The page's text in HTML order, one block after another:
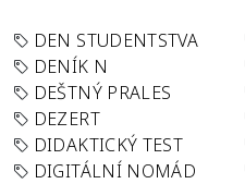
DEN STUDENTSTVA
DENÍK N
DEŠTNÝ PRALES
DEZERT
DIDAKTICKÝ TEST
DIGITÁLNÍ NOMÁD